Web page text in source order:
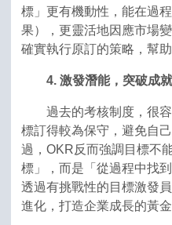
標」更有機動性，能在過
果），更靈活地因應市場
確實執行原訂的策略，幫助
4. 激發潛能，突破成
過去的考核制度，很容
標訂得較為保守，避免自
過，OKR反而強調目標不
標」，而是「從過程中找
透過有挑戰性的目標激發
進化，打造企業成長的黃金